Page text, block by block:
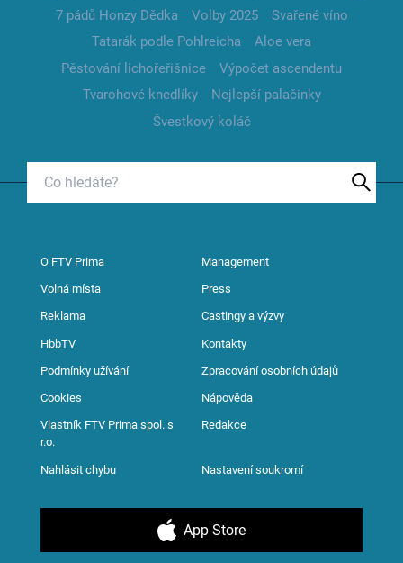
7 pádů Honzy Dědka
Volby 2025
Svařené víno
Tatarák podle Pohlreicha
Aloe vera
Pěstování lichořeřišnice
Výpočet ascendentu
Tvarohové knedlíky
Nejlepší palačinky
Švestkový koláč
O FTV Prima Management
Volná místa Press
Reklama Castingy a výzvy
HbbTV Kontakty
Podmínky užívání Zpracování osobních údajů
Cookies Nápověda
Vlastník FTV Prima spol. s
r.o.
Redakce
Nahlásit chybu Nastavení soukromí
App Store